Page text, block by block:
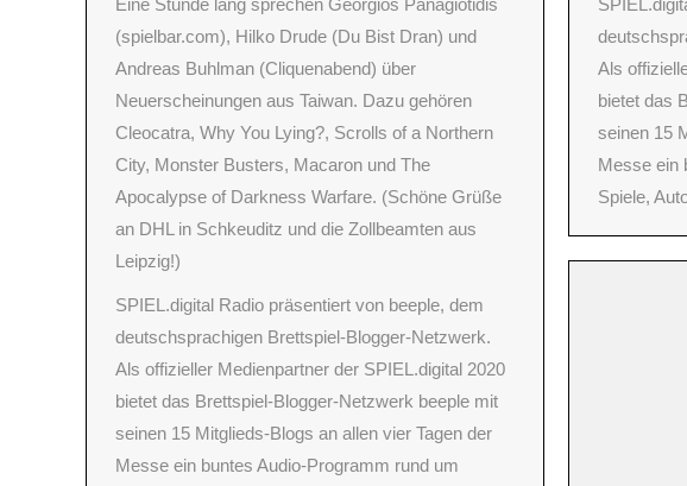
Eine Stunde lang sprechen Georgios Panagiotidis
(spielbar.com), Hilko Drude (Du Bist Dran) und
Andreas Buhlman (Cliquenabend) über
Neuerscheinungen aus Taiwan. Dazu gehören
Cleocatra, Why You Lying?, Scrolls of a Northern
City, Monster Busters, Macaron und The
Apocalypse of Darkness Warfare. (Schöne Grüße
an DHL in Schkeuditz und die Zollbeamten aus
Leipzig!)
SPIEL.digital Radio präsentiert von beeple, dem
deutschsprachigen Brettspiel-Blogger-Netzwerk.
Als offizieller Medienpartner der SPIEL.digital 2020
bietet das Brettspiel-Blogger-Netzwerk beeple mit
seinen 15 Mitglieds-Blogs an allen vier Tagen der
Messe ein buntes Audio-Programm rund um
Als
bietet das
seinen 15
Messe ein
Spiele,